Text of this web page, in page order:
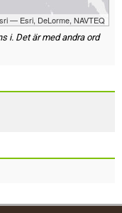
— Esri, DeLorme, NAVTEQ
i. Det är med andra ord